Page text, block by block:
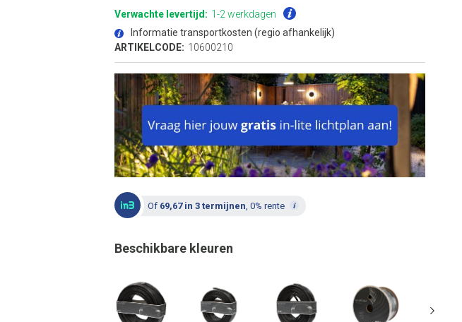
Verwachte levertijd: 1-2 werkdagen
Informatie transportkosten (regio afhankelijk)
ARTIKELCODE: 10600210
Of 69,67 in 3 termijnen , 0% rente
Beschikbare kleuren